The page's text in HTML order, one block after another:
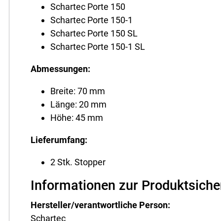
Schartec Porte 150
Schartec Porte 150-1
Schartec Porte 150 SL
Schartec Porte 150-1 SL
Abmessungen:
Breite: 70 mm
Länge: 20 mm
Höhe: 45 mm
Lieferumfang:
2 Stk. Stopper
Informationen zur
Hersteller/verantwortliche Person:
Schartec